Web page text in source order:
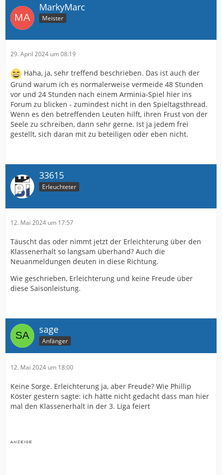
MarkyMarc
Meister
29. April 2024 um 08:19
Haha, ja, sehr treffend beschrieben. Das ist auch der
Grund warum ich es normalerweise vermeide 48 Stunden
vor und 24 Stunden nach einem Arminia-Spiel hier ins
Forum zu blicken - zumindest nicht in den Spieltagsthread.
Wenn es den betreffenden Leuten hilft, ihren Frust von der
Seele zu schreiben, dann sehr gerne. Ist ja jedem frei
gestellt, sich daran mit zu beteiligen oder eben nicht.
33615
Erleuchteter
12. Mai 2024 um 17:57
Täuscht das oder nimmt jetzt der Erleichterung über den
Klassenerhalt so langsam überhand? Auch die
Neuanmeldungen deuten in diese Richtung.
Wie geschrieben, Erleichterung und keine Freude über
diese Saisonleistung.
sage
Anfänger
12. Mai 2024 um 18:00
Keine Sorge. Erleichterung ja, aber Freude? Wie Phillip
Köster gestern sagte: ich hätte nicht gedacht dass man hier
mal den Klassenerhalt in der 3. Liga feiert